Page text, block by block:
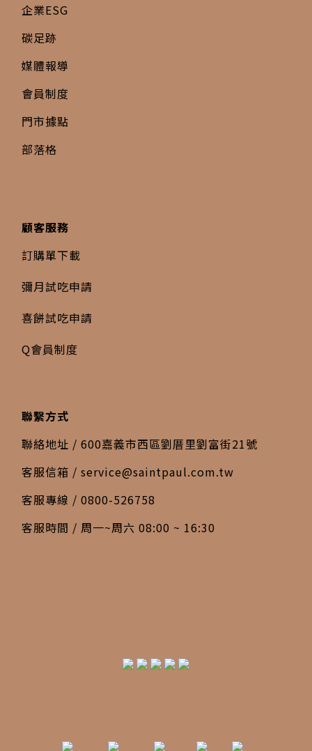
企業ESG
碳足跡
媒體報導
會員制度
門市據點
部落格
顧客服務
訂購單下載
彌月試吃申請
喜餅試吃申請
Q會員制度
聯繫方式
聯絡地址 / 600嘉義市西區劉厝里劉富街21號
客服信箱 / service@saintpaul.com.tw
客服專線 / 0800-526758
客服時間 / 周一~周六 08:00 ~ 16:30